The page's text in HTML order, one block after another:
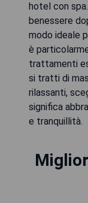
hotel con
benessere
modo ideale
è
trattamenti
si tratti di
rilassanti,
significa
e tranquillità.